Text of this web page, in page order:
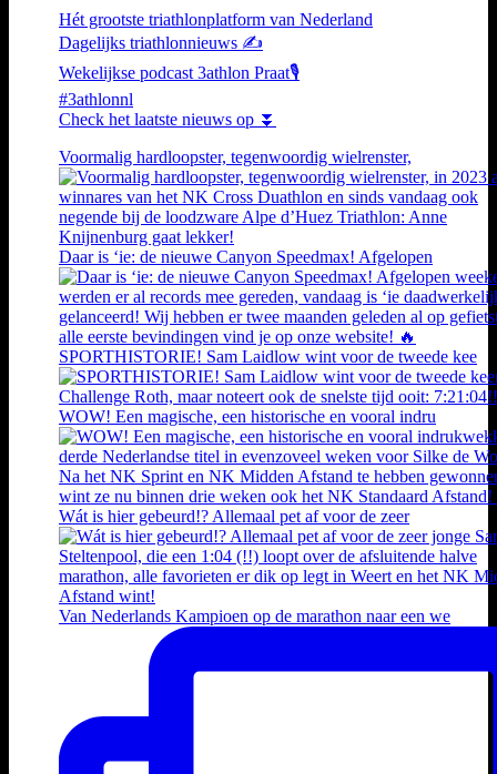
Hét grootste triathlonplatform van Nederland
Dagelijks triathlonnieuws ✍️
Wekelijkse podcast 3athlon Praat🎙️
#3athlonnl
Check het laatste nieuws op ⏬
Voormalig hardloopster, tegenwoordig wielrenster,
Daar is ‘ie: de nieuwe Canyon Speedmax! Afgelopen
SPORTHISTORIE! Sam Laidlow wint voor de tweede kee
WOW! Een magische, een historische en vooral indru
Wát is hier gebeurd!? Allemaal pet af voor de zeer
Van Nederlands Kampioen op de marathon naar een we